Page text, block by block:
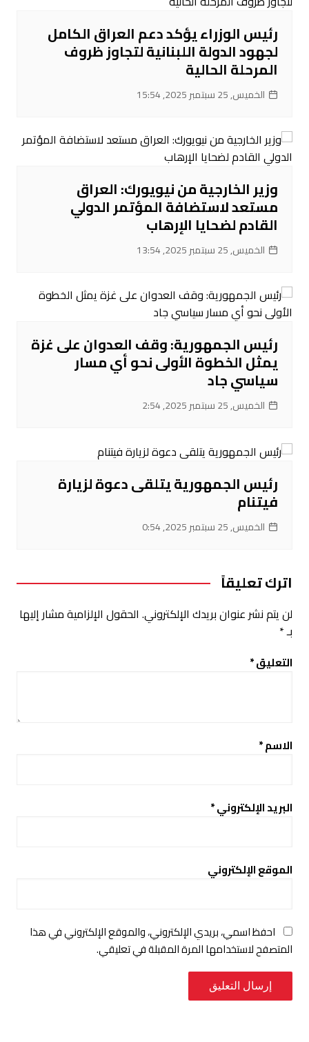
رئيس الوزراء يؤكد دعم العراق الكامل
لجهود الدولة اللبنانية لتجاوز ظروف
المرحلة الحالية
الخميس, 25 سبتمبر 2025, 15:54
وزير الخارجية من نيويورك: العراق
مستعد لاستضافة المؤتمر الدولي
القادم لضحايا الإرهاب
الخميس, 25 سبتمبر 2025, 13:54
رئيس الجمهورية: وقف العدوان على غزة
يمثل الخطوة الأولى نحو أي مسار
سياسي جاد
الخميس, 25 سبتمبر 2025, 2:54
رئيس الجمهورية يتلقى دعوة لزيارة
فيتنام
الخميس, 25 سبتمبر 2025, 0:54
اترك تعليقاً
لن يتم نشر عنوان بريدك الإلكتروني. الحقول الإلزامية مشار إليها
بـ*
التعليق*
الاسم*
البريد الإلكتروني*
الموقع الإلكتروني
احفظ اسمي، بريدي الإلكتروني، والموقع الإلكتروني في هذا
المتصفح لاستخدامها المرة المقبلة في تعليقي.